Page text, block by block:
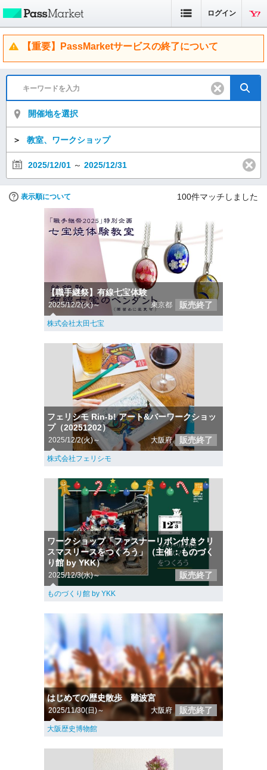
ログイン
【重要】PassMarketサービスの終了について
開催地を選択
＞ 教室、ワークショップ
2025/12/01 ～ 2025/12/31
表示順について 100件マッチしました
【職手継祭】有線七宝体験
2025/12/2(火)～ 東京都 販売終了
株式会社太田七宝
フェリシモ Rin-b! アート&バーワークショッ
プ（20251202）
2025/12/2(火)～ 大阪府 販売終了
株式会社フェリシモ
ワークショップ「ファスナーリボン付きクリ
スマスリースをつくろう」（主催：ものづく
り館 by YKK）
2025/12/3(水)～ 販売終了
ものづくり館 by YKK
はじめての歴史散歩 難波宮
2025/11/30(日)～ 大阪府 販売終了
大阪歴史博物館